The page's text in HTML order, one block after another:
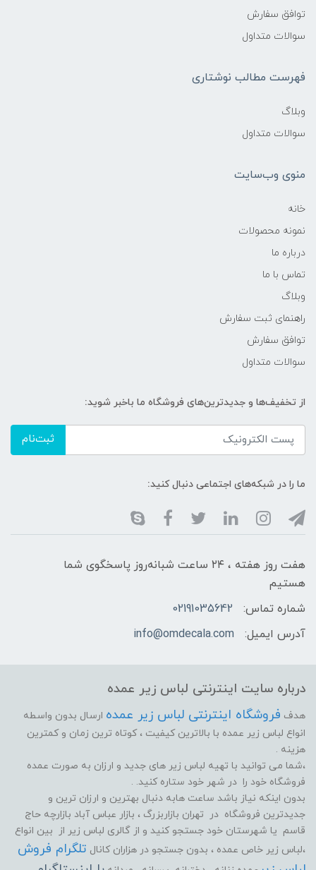
توافق سفارش
سوالات متداول
فهرست مطالب نوشتاری
وبلاگ
سوالات متداول
منوی وب‌سایت
خانه
نمونه محصولات
درباره ما
تماس با ما
وبلاگ
راهنمای ثبت سفارش
توافق سفارش
سوالات متداول
از تخفیف‌ها و جدیدترین‌های فروشگاه ما باخبر شوید:
ثبت‌نام
ما را در شبکه‌های اجتماعی دنبال کنید:
هفت روز هفته ، ۲۴ ساعت شبانه‌روز پاسخگوی شما
هستیم
شماره تماس:
02191035642
آدرس ایمیل:
info@omdecala.com
درباره سایت اینترنتی لباس زیر عمده
هدف فروشگاه اینترنتی لباس زیر عمده ارسال بدون واسطه
انواع لباس زیر عمده با بالاترین کیفیت ، کوتاه ترین زمان و کمترین
هزینه .
،شما می توانید با تهیه لباس زیر های جدید و ارزان به صورت عمده
فروشگاه خود را در شهر خود ستاره کنید. .
بدون اینکه نیاز باشد ساعت هابه دنبال بهترین و ارزان ترین و
جدیدترین فروشگاه در تهران بازاربزرگ ، بازار عباس آباد بازارچه حاج
قاسم یا شهرستان خود جستجو کنید و از گالری لباس زیر از بین انواع
،لباس زیر خاص عمده ، بدون جستجو در هزاران کانال تلگرام فروش